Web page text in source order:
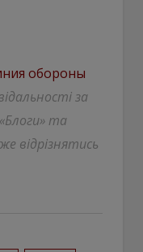
обороны
за
та
відрізнятись